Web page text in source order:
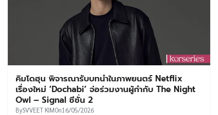
คิมโดฮุน พิจารณารับบทนำในภาพยนตร์ Netflix
เรื่องใหม่ ‘Dochabi’ จ่อร่วมงานผู้กำกับ The Night
Owl – Signal ซีซั่น 2
BySVVEET KIMOn16/05/2026